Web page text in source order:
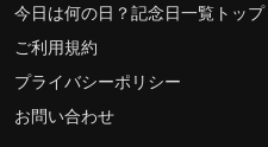
今日は何の日？記念日一覧トップ
ご利用規約
プライバシーポリシー
お問い合わせ